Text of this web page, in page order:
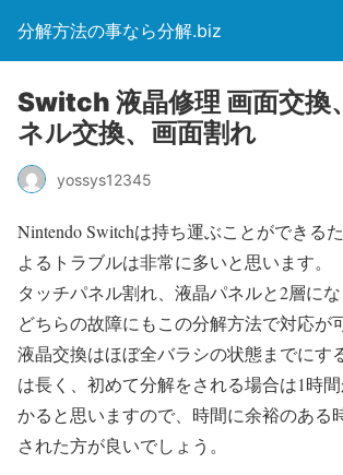
分解方法の事なら分解.biz
Switch 液晶修理 画面交換
ネル交換、画面割れ
yossys12345
Nintendo Switchは持ち運ぶことができる
よるトラブルは非常に多いと思います。
タッチパネル割れ、液晶パネルと2層に
どちらの故障にもこの分解方法で対応が
液晶交換はほぼ全バラシの状態までにす
は長く、初めて分解をされる場合は1時
かると思いますので、時間に余裕のある
された方が良いでしょう。